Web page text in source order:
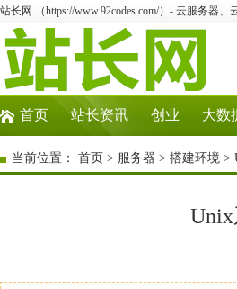
站长网 （https://www.92codes.com/）- 云服务器
首页 站长资讯 创业 大数
当前位置： 首页 > 服务器 > 搭建环境 >